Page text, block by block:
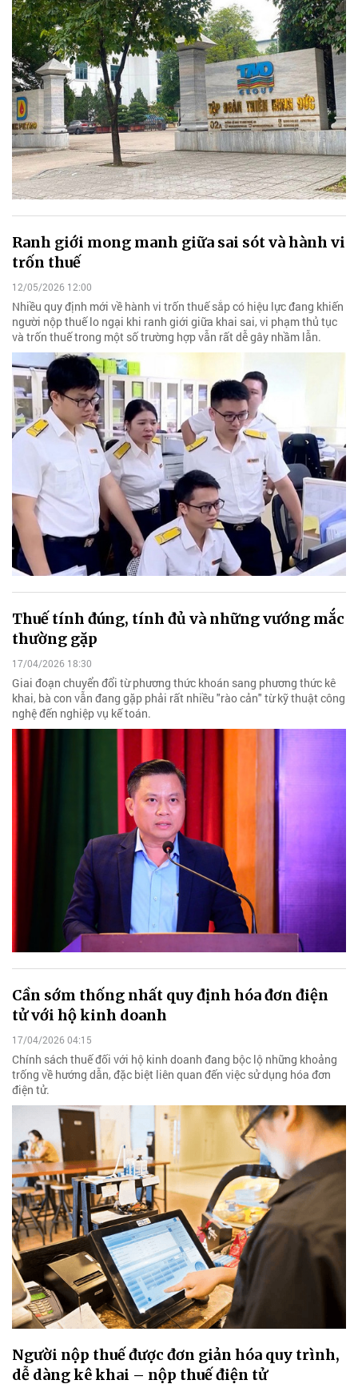
Ranh giới mong manh giữa sai sót và hành vi
trốn thuế
12/05/2026 12:00
Nhiều quy định mới về hành vi trốn thuế sắp có hiệu lực đang khiến
người nộp thuế lo ngại khi ranh giới giữa khai sai, vi phạm thủ tục
và trốn thuế trong một số trường hợp vẫn rất dễ gây nhầm lẫn.
Thuế tính đúng, tính đủ và những vướng mắc
thường gặp
17/04/2026 18:30
Giai đoạn chuyển đổi từ phương thức khoán sang phương thức kê
khai, bà con vẫn đang gặp phải rất nhiều "rào cản" từ kỹ thuật công
nghệ đến nghiệp vụ kế toán.
Cần sớm thống nhất quy định hóa đơn điện
tử với hộ kinh doanh
17/04/2026 04:15
Chính sách thuế đối với hộ kinh doanh đang bộc lộ những khoảng
trống về hướng dẫn, đặc biệt liên quan đến việc sử dụng hóa đơn
điện tử.
Người nộp thuế được đơn giản hóa quy trình,
dễ dàng kê khai – nộp thuế điện tử